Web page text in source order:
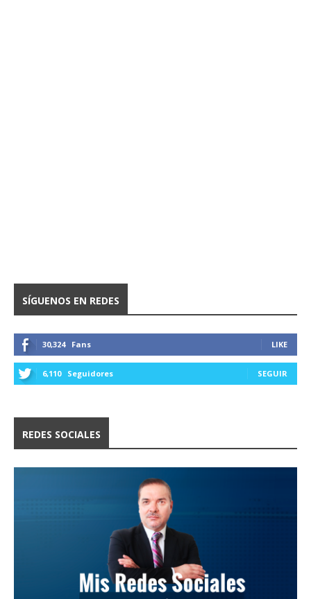
SÍGUENOS EN REDES
30,324 Fans LIKE
6,110 Seguidores SEGUIR
REDES SOCIALES